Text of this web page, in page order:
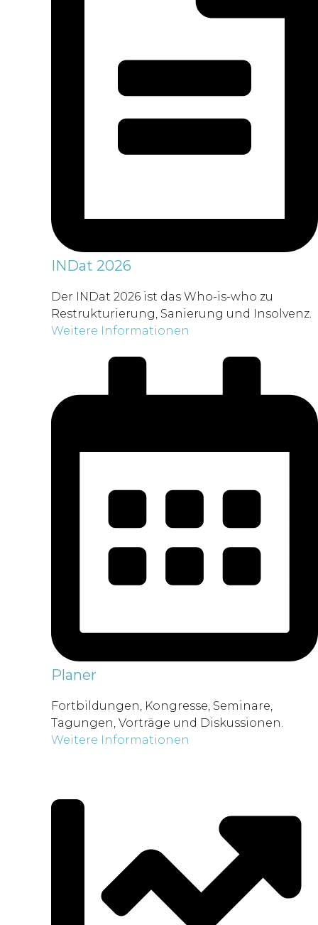
INDat 2026
Der INDat 2026 ist das Who-is-who zu
Restrukturierung, Sanierung und Insolvenz.
Weitere Informationen
Planer
Fortbildungen, Kongresse, Seminare,
Tagungen, Vorträge und Diskussionen.
Weitere Informationen